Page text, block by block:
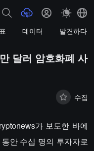
데이터 발견하다
달러 암호화폐 사
수집
가 보도한 바에
안 수십 명의 투자자로